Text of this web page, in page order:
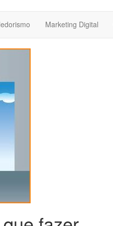
Marketing Digital